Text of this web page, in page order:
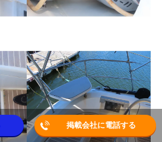
掲載会社に電話する